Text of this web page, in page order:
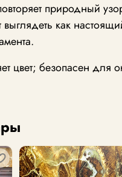
природный
как
цвет; безопасен